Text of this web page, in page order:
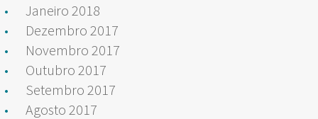
Janeiro 2018
Dezembro 2017
Novembro 2017
Outubro 2017
Setembro 2017
Agosto 2017